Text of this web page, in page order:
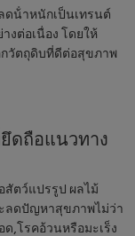
ดน้ําหนักเป็นเทรนต์
งต่อเนื่อง โดยให้
วัตถุดิบที่ดีต่อสุขภาพ
ดถือแนวทาง
สัตว์แปรรูป ผลไม้
ลดปัญหาสุขภาพไม่ว่า
,โรคอ้วนหรือมะเร็ง